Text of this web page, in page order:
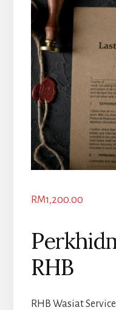
RM1,200.00
RHB
RHB Wasiat